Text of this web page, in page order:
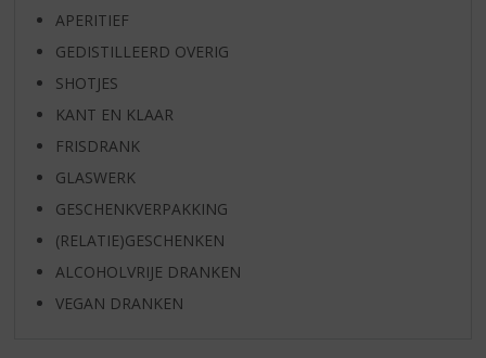
APERITIEF
GEDISTILLEERD OVERIG
SHOTJES
KANT EN KLAAR
FRISDRANK
GLASWERK
GESCHENKVERPAKKING
(RELATIE)GESCHENKEN
ALCOHOLVRIJE DRANKEN
VEGAN DRANKEN